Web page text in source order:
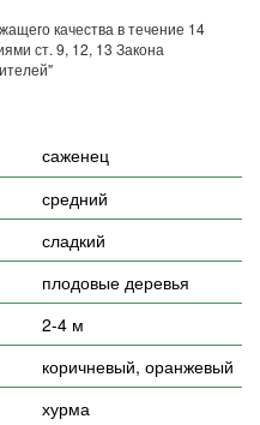
качества в течение 14
ст. 9, 12, 13 Закона
саженец
средний
сладкий
плодовые деревья
2-4 м
коричневый, оранжевый
хурма